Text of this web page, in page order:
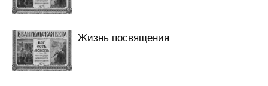
Жизнь посвящения